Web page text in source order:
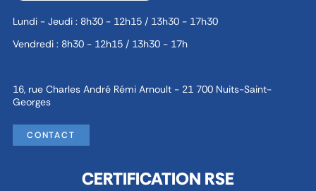
Lundi - Jeudi : 8h30 - 12h15 / 13h30 - 17h30
Vendredi : 8h30 - 12h15 / 13h30 - 17h
16, rue Charles André Rémi Arnoult - 21 700 Nuits-Saint-
Georges
CONTACT
CERTIFICATION RSE